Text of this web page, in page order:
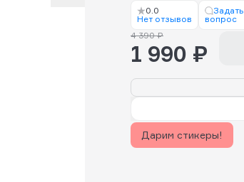
0.0
Нет отзывов
Задать
вопрос
4 390 ₽
1 990 ₽
Дарим стикеры!